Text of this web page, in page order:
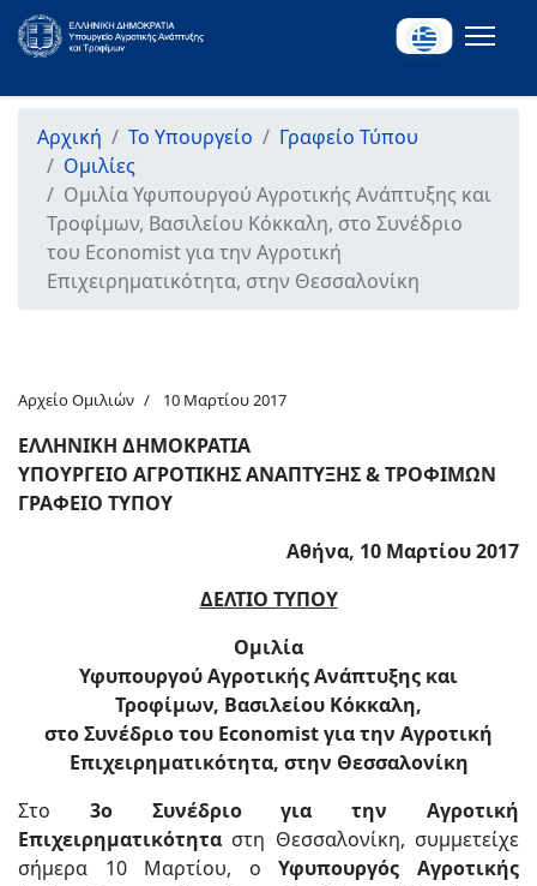
Αρχική Το Υπουργείο
Γραφείο Τύπου
Ομιλίες
Ομιλία Υφυπουργού Αγροτικής Ανάπτυξης και
Τροφίμων, Βασιλείου Κόκκαλη, στο Συνέδριο
του Economist για την Αγροτική
Επιχειρηματικότητα, στην Θεσσαλονίκη
Αρχείο Ομιλιών 10 Μαρτίου 2017
ΕΛΛΗΝΙΚΗ ΔΗΜΟΚΡΑΤΙΑ
ΥΠΟΥΡΓΕΙΟ ΑΓΡΟΤΙΚΗΣ ΑΝΑΠΤΥΞΗΣ & ΤΡΟΦΙΜΩΝ
ΓΡΑΦΕΙΟ ΤΥΠΟΥ
Αθήνα, 10 Μαρτίου 2017
ΔΕΛΤΙΟ ΤΥΠΟΥ
Ομιλία
Υφυπουργού Αγροτικής Ανάπτυξης και
Τροφίμων, Βασιλείου Κόκκαλη,
στο Συνέδριο του Economist για την Αγροτική
Επιχειρηματικότητα, στην Θεσσαλονίκη
Στο 3ο Συνέδριο για την Αγροτική
Επιχειρηματικότητα στη Θεσσαλονίκη, συμμετείχε
σήμερα 10 Μαρτίου, οΥφυπουργός Αγροτικής